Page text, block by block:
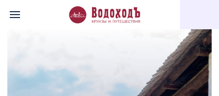
Главная Перечень всех доступных круизов